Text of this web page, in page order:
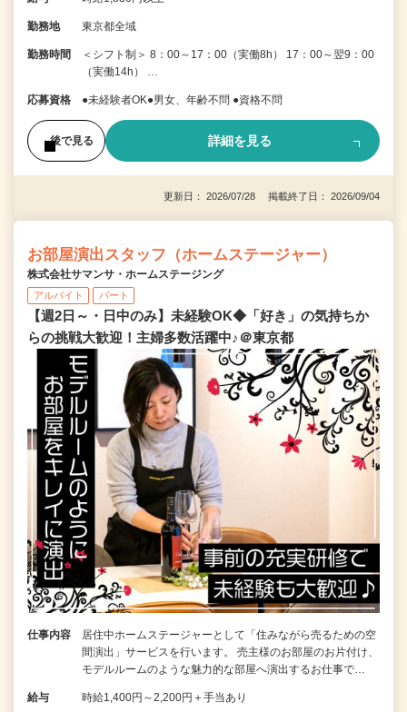
勤務地 東京都全域
勤務時間
＜シフト制＞ 8：00～17：00（実働8h） 17：00～翌9：00
（実働14h） …
応募資格 ●未経験者OK●男女、年齢不問 ●資格不問
後で見る 詳細を見る
更新日： 2026/07/28 掲載終了日： 2026/09/04
お部屋演出スタッフ（ホームステージャー）
株式会社サマンサ・ホームステージング
アルバイト パート
【週2日～・日中のみ】未経験OK◆「好き」の気持ちか
らの挑戦大歓迎！主婦多数活躍中♪＠東京都
仕事内容
居住中ホームステージャーとして「住みながら売るための空
間演出」サービスを行います。 売主様のお部屋のお片付け、
モデルルームのような魅力的な部屋へ演出するお仕事で…
給与 時給1,400円～2,200円＋手当あり